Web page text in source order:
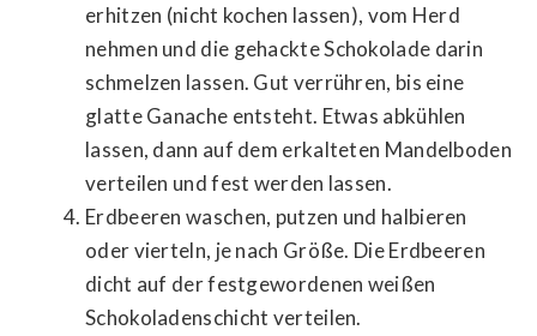
erhitzen (nicht kochen lassen), vom Herd
nehmen und die gehackte Schokolade darin
schmelzen lassen. Gut verrühren, bis eine
glatte Ganache entsteht. Etwas abkühlen
lassen, dann auf dem erkalteten Mandelboden
verteilen und fest werden lassen.
Erdbeeren waschen, putzen und halbieren
oder vierteln, je nach Größe. Die Erdbeeren
dicht auf der festgewordenen weißen
Schokoladenschicht verteilen.